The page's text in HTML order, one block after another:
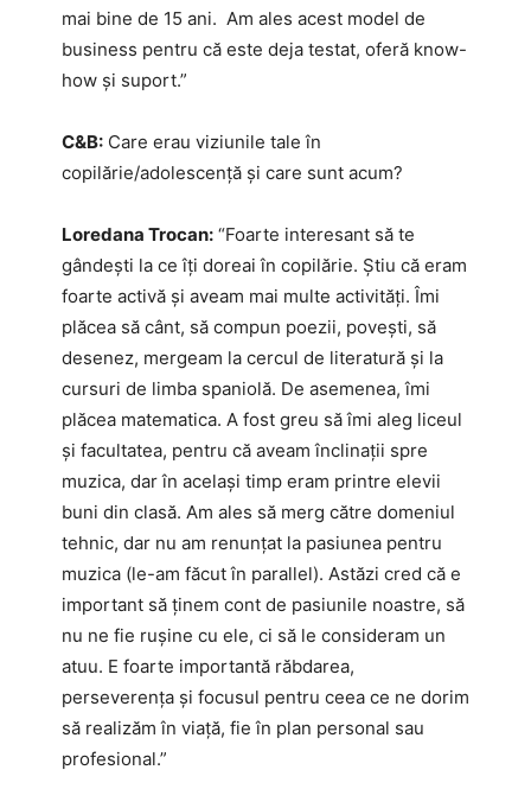
mai bine de 15 ani. Am ales acest model de
business pentru că este deja testat, oferă know-
how și suport.”
C&B: Care erau viziunile tale în
copilărie/adolescență și care sunt acum?
Loredana Trocan: “Foarte interesant să te
gândești la ce îți doreai în copilărie. Știu că eram
foarte activă și aveam mai multe activități. Îmi
plăcea să cânt, să compun poezii, povești, să
desenez, mergeam la cercul de literatură și la
cursuri de limba spaniolă. De asemenea, îmi
plăcea matematica. A fost greu să îmi aleg liceul
și facultatea, pentru că aveam înclinații spre
muzica, dar în același timp eram printre elevii
buni din clasă. Am ales să merg către domeniul
tehnic, dar nu am renunțat la pasiunea pentru
muzica (le-am făcut în parallel). Astăzi cred că e
important să ținem cont de pasiunile noastre, să
nu ne fie rușine cu ele, ci să le consideram un
atuu. E foarte importantă răbdarea,
perseverența și focusul pentru ceea ce ne dorim
să realizăm în viață, fie în plan personal sau
profesional.”